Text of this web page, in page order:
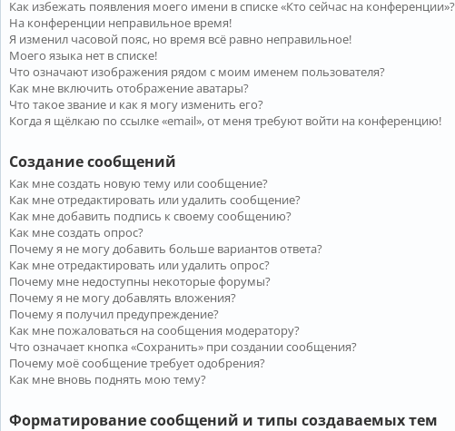
Как избежать появления моего имени в списке «Кто сейчас на конференции»?
На конференции неправильное время!
Я изменил часовой пояс, но время всё равно неправильное!
Моего языка нет в списке!
Что означают изображения рядом с моим именем пользователя?
Как мне включить отображение аватары?
Что такое звание и как я могу изменить его?
Когда я щёлкаю по ссылке «email», от меня требуют войти на конференцию!
Создание сообщений
Как мне создать новую тему или сообщение?
Как мне отредактировать или удалить сообщение?
Как мне добавить подпись к своему сообщению?
Как мне создать опрос?
Почему я не могу добавить больше вариантов ответа?
Как мне отредактировать или удалить опрос?
Почему мне недоступны некоторые форумы?
Почему я не могу добавлять вложения?
Почему я получил предупреждение?
Как мне пожаловаться на сообщения модератору?
Что означает кнопка «Сохранить» при создании сообщения?
Почему моё сообщение требует одобрения?
Как мне вновь поднять мою тему?
Форматирование сообщений и типы создаваемых тем